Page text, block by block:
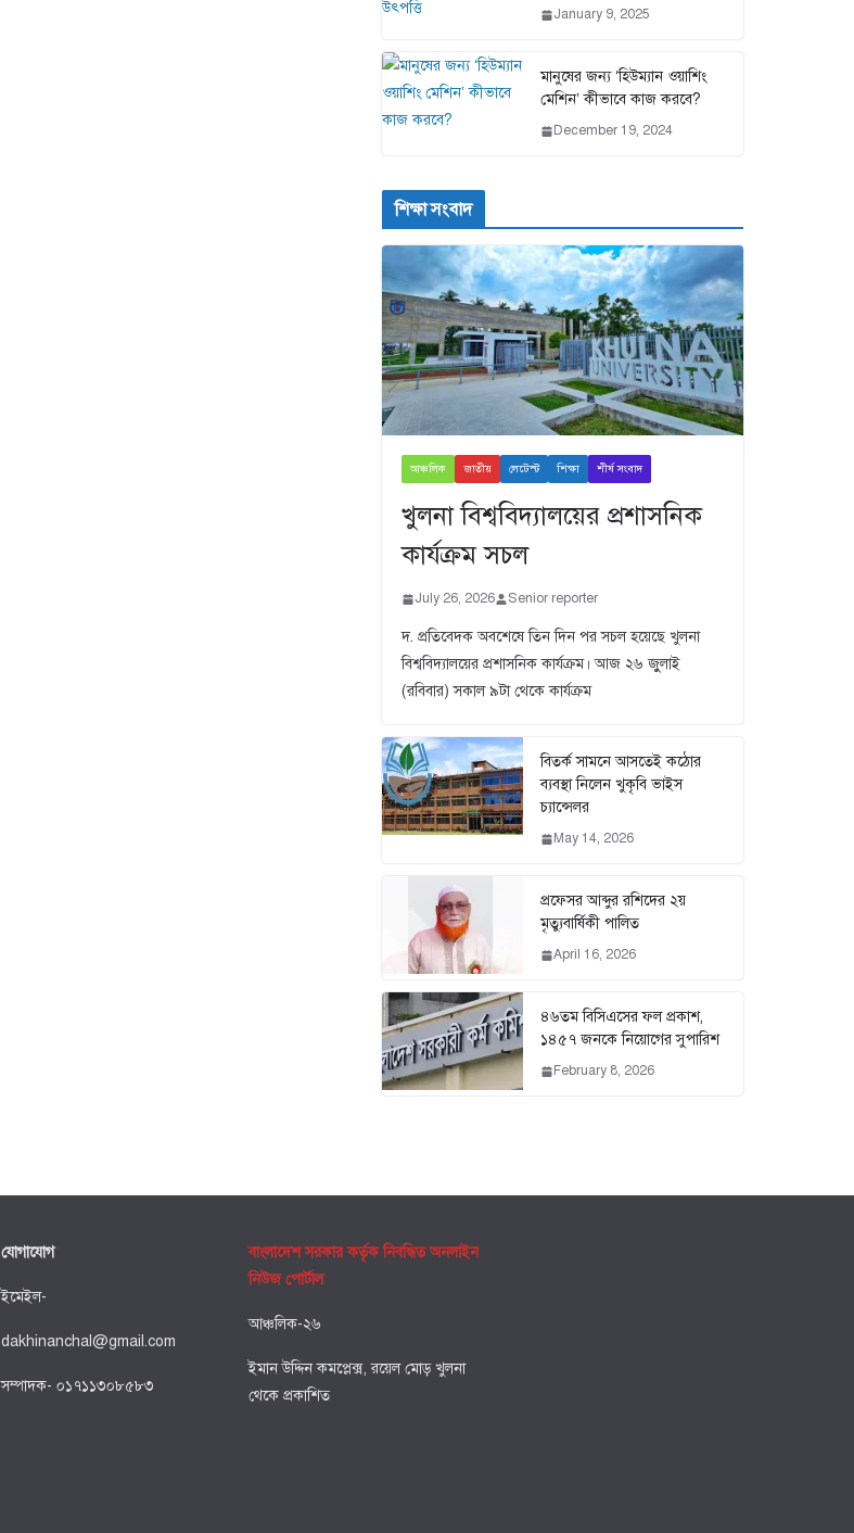
January 9, 2025
মানুষের জন্য ‘হিউম্যান ওয়াশিং
মেশিন’ কীভাবে কাজ করবে?
December 19, 2024
শিক্ষা সংবাদ
আঞ্চলিক জাতীয় লেটেস্ট শিক্ষা শীর্ষ সংবাদ
খুলনা বিশ্ববিদ্যালয়ের প্রশাসনিক
কার্যক্রম সচল
July 26, 2026 Senior reporter
দ. প্রতিবেদক অবশেষে তিন দিন পর সচল হয়েছে খুলনা
বিশ্ববিদ্যালয়ের প্রশাসনিক কার্যক্রম। আজ ২৬ জুুলাই
(রবিবার) সকাল ৯টা থেকে কার্যক্রম
বিতর্ক সামনে আসতেই কঠোর
ব্যবস্থা নিলেন খুকৃবি ভাইস
চ্যান্সেলর
May 14, 2026
প্রফেসর আব্দুর রশিদের ২য়
মৃত্যুবার্ষিকী পালিত
April 16, 2026
৪৬তম বিসিএসের ফল প্রকাশ,
১৪৫৭ জনকে নিয়োগের সুপারিশ
February 8, 2026
যোগাযোগ
ইমেইল-
dakhinanchal@gmail.com
সম্পাদক- ০১৭১১৩০৮৫৮৩
বাংলাদেশ সরকার কর্তৃক নিবন্ধিত অনলাইন
নিউজ পোর্টাল
আঞ্চলিক-২৬
ইমান উদ্দিন কমপ্লেক্স, রয়েল মোড় খুলনা
থেকে প্রকাশিত